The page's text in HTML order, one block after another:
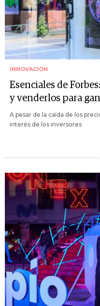
INNOVACIÓN
Esenciales de
y venderlos para
A pesar de la caída de los
interés de los inversores